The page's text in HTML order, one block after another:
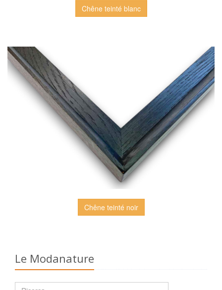
Chêne teinté blanc
Chêne teinté noir
Le Modanature